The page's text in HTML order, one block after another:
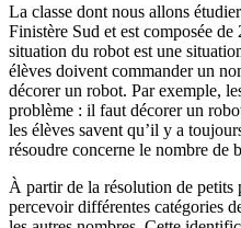
La classe dont nous allons
Finistère Sud et est composée
situation du robot est une
élèves doivent commander un
décorer un robot. Par exemple,
problème : il faut décorer un
les élèves savent qu’il y a
résoudre concerne le nombre de
À partir de la résolution de petits
percevoir différentes catégories